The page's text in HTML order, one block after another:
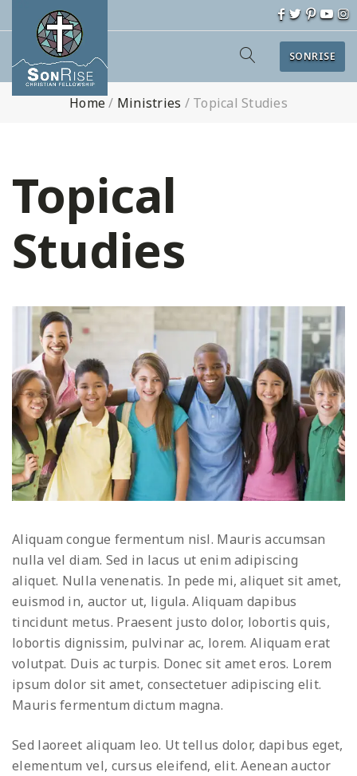
SONRISE
Home/ Ministries / Topical Studies
Topical
Studies
Aliquam congue fermentum nisl. Mauris accumsan
nulla vel diam. Sed in lacus ut enim adipiscing
aliquet. Nulla venenatis. In pede mi, aliquet sit amet,
euismod in, auctor ut, ligula. Aliquam dapibus
tincidunt metus. Praesent justo dolor, lobortis quis,
lobortis dignissim, pulvinar ac, lorem. Aliquam erat
volutpat. Duis ac turpis. Donec sit amet eros. Lorem
ipsum dolor sit amet, consectetuer adipiscing elit.
Mauris fermentum dictum magna.
Sed laoreet aliquam leo. Ut tellus dolor, dapibus eget,
elementum vel, cursus eleifend, elit. Aenean auctor